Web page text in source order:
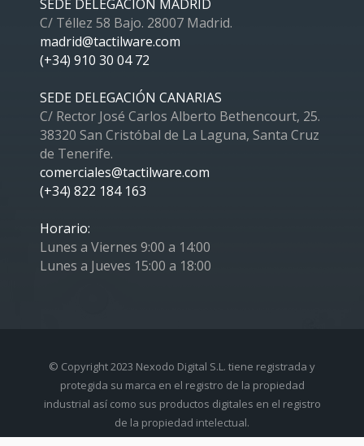
SEDE DELEGACIÓN MADRID
C/ Téllez 58 Bajo. 28007 Madrid.
madrid@tactilware.com
(+34) 910 30 04 72
SEDE DELEGACIÓN CANARIAS
C/ Rector José Carlos Alberto Bethencourt, 25.
38320 San Cristóbal de La Laguna, Santa Cruz
de Tenerife.
comerciales@tactilware.com
(+34) 822 184 163
Horario:
Lunes a Viernes 9:00 a 14:00
Lunes a Jueves 15:00 a 18:00
© Copyright 2023 Nexodo Digital S.L. tiene registrada y
protegida su marca en el registro de la propiedad
industrial así como sus productos digitales en el registro
de la propiedad intelectual.